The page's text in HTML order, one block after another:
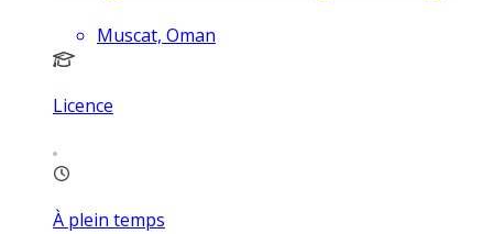
Muscat, Oman
Licence
À plein temps